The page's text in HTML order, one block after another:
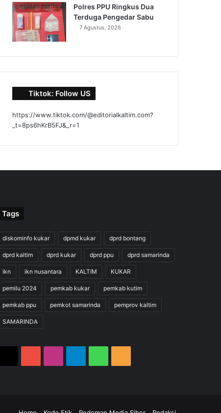
Polres PPU Ringkus Dua
Terduga Pengedar Sabu
7 Agustus, 2026
Tiktok: Follow US
https://www.tiktok.com/@editorialkaltim.com?
_t=8ps6hKrB5FJ&_r=1
Tags
diskominfo kukar dpmd kukar dprd bontang
dprd kaltim dprd kukar dprd ppu dprd samarinda
ikn ikn nusantara KALTIM KUKAR
pemilu 2024 pemkab kukar pemkab kutim
pemkab ppu pemkot samarinda pemprov kaltim
SAMARINDA